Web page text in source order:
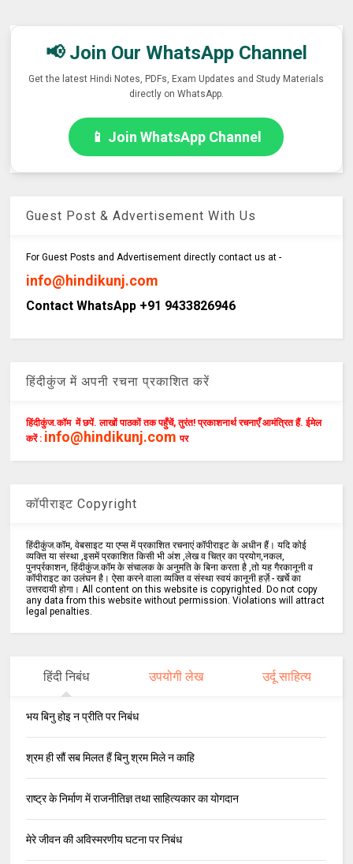
📢 Join Our WhatsApp Channel
Get the latest Hindi Notes, PDFs, Exam Updates and Study Materials
directly on WhatsApp.
📱 Join WhatsApp Channel
Guest Post & Advertisement With Us
For Guest Posts and Advertisement directly contact us at -
info@hindikunj.com
Contact WhatsApp +91 9433826946
हिंदीकुंज में अपनी रचना प्रकाशित करें
हिंदीकुंज.कॉम में छपें. लाखों पाठकों तक पहुँचें, तुरंत! प्रकाशनार्थ रचनाएँ आमंत्रित हैं. ईमेल
करें : info@hindikunj.com पर
कॉपीराइट Copyright
हिंदीकुंज.कॉम, वेबसाइट या एप्स में प्रकाशित रचनाएं कॉपीराइट के अधीन हैं। यदि कोई
व्यक्ति या संस्था ,इसमें प्रकाशित किसी भी अंश ,लेख व चित्र का प्रयोग,नकल,
पुनर्प्रकाशन, हिंदीकुंज.कॉम के संचालक के अनुमति के बिना करता है ,तो यह गैरकानूनी व
कॉपीराइट का उलंघन है। ऐसा करने वाला व्यक्ति व संस्था स्वयं कानूनी हर्ज़े - खर्चे का
उत्तरदायी होगा। All content on this website is copyrighted. Do not copy
any data from this website without permission. Violations will attract
legal penalties.
हिंदी निबंध उपयोगी लेख उर्दू साहित्य
भय बिनु होइ न प्रीति पर निबंध
श्रम ही सौं सब मिलत हैं बिनु श्रम मिले न काहि
राष्ट्र के निर्माण में राजनीतिज्ञ तथा साहित्यकार का योगदान
मेरे जीवन की अविस्मरणीय घटना पर निबंध